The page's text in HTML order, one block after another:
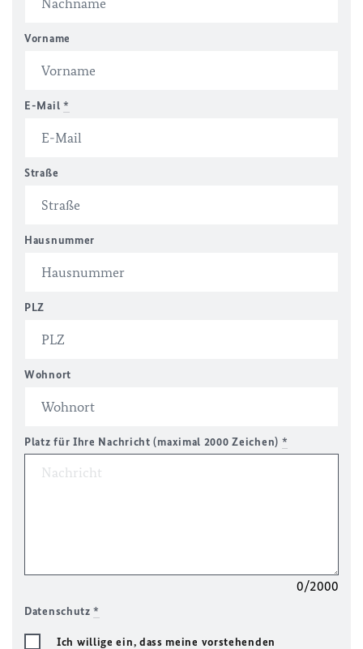
Vorname
E-Mail *
Straße
Hausnummer
PLZ
Wohnort
Platz für Ihre Nachricht (maximal 2000 Zeichen) *
0/2000
Datenschutz*
Ich willige ein, dass meine vorstehenden